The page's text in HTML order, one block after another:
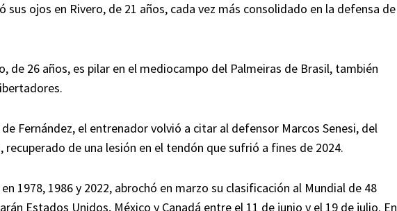
sus ojos en Rivero, de 21 años, cada vez más consolidado en la defensa de
de 26 años, es pilar en el mediocampo del Palmeiras de Brasil, también
Fernández, el entrenador volvió a citar al defensor Marcos Senesi, del
recuperado de una lesión en el tendón que sufrió a fines de 2024.
1978, 1986 y 2022, abrochó en marzo su clasificación al Mundial de 48
Estados Unidos, México y Canadá entre el 11 de junio y el 19 de julio. En